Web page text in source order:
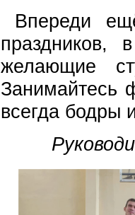
Впереди
праздников,
желающие
Занимайтесь
всегда бодры